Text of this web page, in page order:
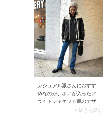
カジュアル派さんにおすす
めなのが、ボアが入ったフ
ライトジャケット風のデザ
イン。フェイクレザーやナ
> 続きを読む